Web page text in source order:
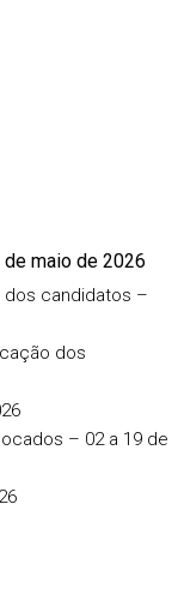
maio de 2026
dos candidatos –
dos
– 02 a 19 de